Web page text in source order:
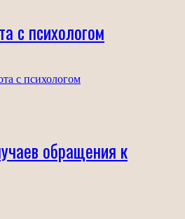
с психологом
обращения к